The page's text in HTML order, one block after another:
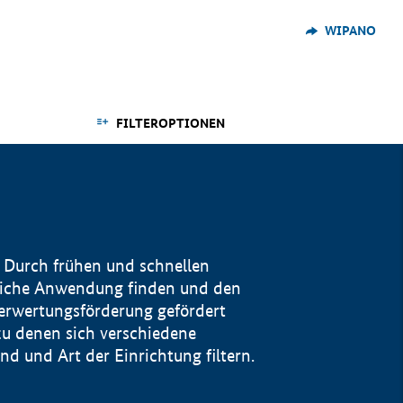
WIPANO
FILTEROPTIONEN
frühen und schnellen
Anwendung finden und den
gefördert
denen sich verschiedene
und Art der Einrichtung filtern.